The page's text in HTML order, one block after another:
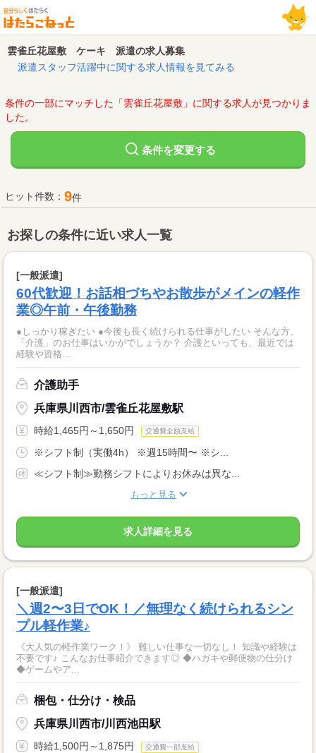
雲雀丘花屋敷 ケーキ 派遣の求人募集
派遣スタッフ活躍中に関する求人情報を見てみる
条件の一部にマッチした「雲雀丘花屋敷」に関する求人が見つかりま
した。
条件を変更する
ヒット件数： 9件
お探しの条件に近い求人一覧
[一般派遣]
60代歓迎！お話相づちやお散歩がメインの軽作
業◎午前・午後勤務
●しっかり稼ぎたい ●今後も長く続けられる仕事がしたい そんな方、
「介護」のお仕事はいかがでしょうか？ 介護といっても、最近では
経験や資格...
介護助手
兵庫県川西市/雲雀丘花屋敷駅
時給1,465円～1,650円 交通費全額支給
※シフト制（実働4h） ※週15時間〜 ※シ...
≪シフト制≫勤務シフトによりお休みは異な...
もっと見る
求人詳細を見る
[一般派遣]
＼週2〜3日でOK！／無理なく続けられるシン
プル軽作業♪
《大人気の軽作業ワーク！》 難しい仕事な一切なし！ 知識や経験は
不要です♪ こんなお仕事紹介できます◎ ◆ハガキや郵便物の仕分け
◆ゲームやア...
梱包・仕分け・検品
兵庫県川西市/川西池田駅
時給1,500円～1,875円 交通費一部支給